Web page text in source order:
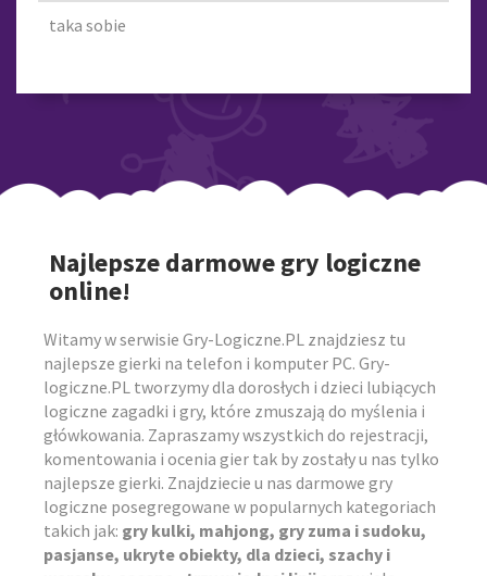
taka sobie
Najlepsze darmowe gry logiczne
online!
Witamy w serwisie Gry-Logiczne.PL znajdziesz tu
najlepsze gierki na telefon i komputer PC. Gry-
logiczne.PL tworzymy dla dorosłych i dzieci lubiących
logiczne zagadki i gry, które zmuszają do myślenia i
główkowania. Zapraszamy wszystkich do rejestracji,
komentowania i ocenia gier tak by zostały u nas tylko
najlepsze gierki. Znajdziecie u nas darmowe gry
logiczne posegregowane w popularnych kategoriach
takich jak: gry kulki, mahjong, gry zuma i sudoku,
pasjanse, ukryte obiekty, dla dzieci, szachy i